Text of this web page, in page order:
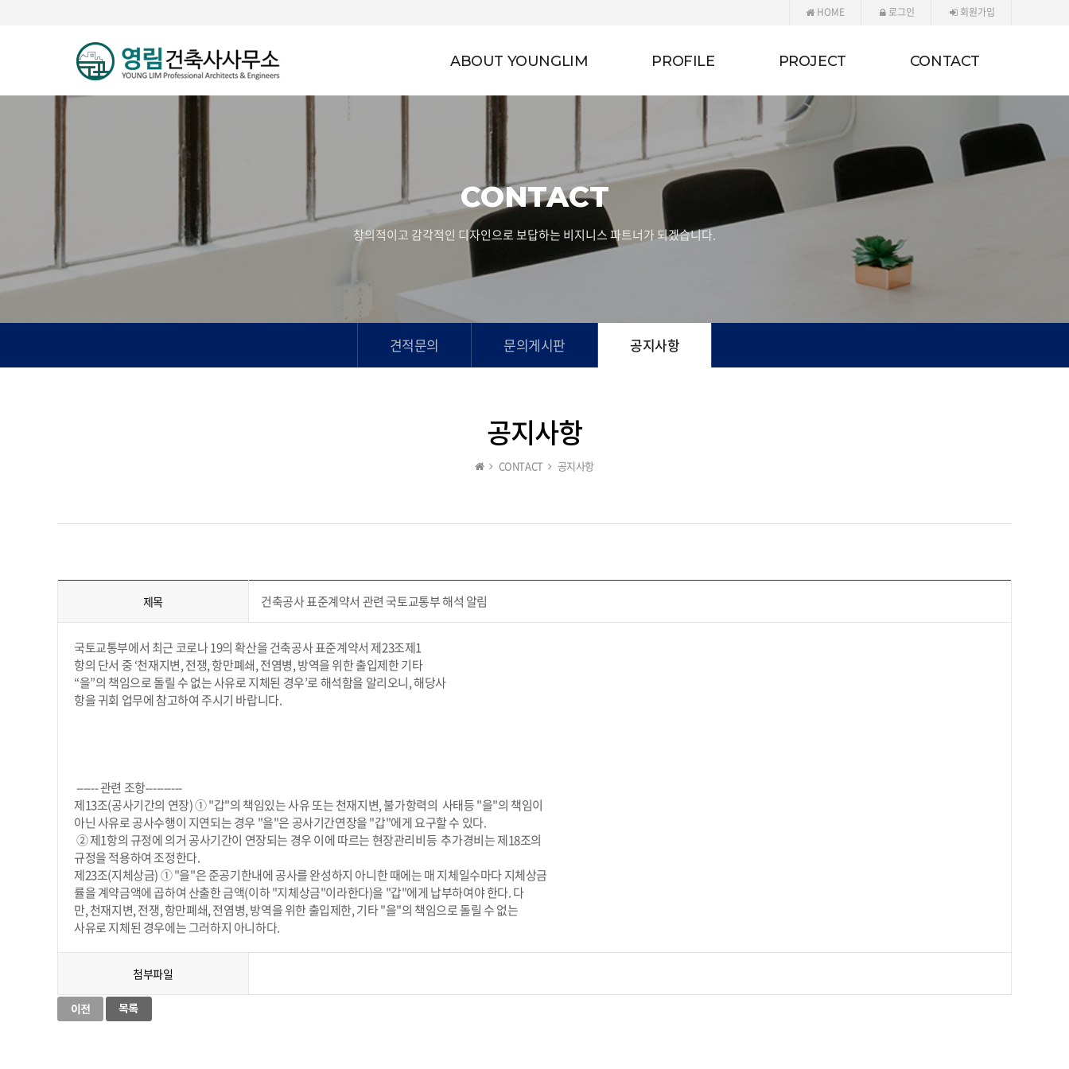
HOME 로그인 회원가입
ABOUT YOUNGLIM PROFILE PROJECT CONTACT
CONTACT
창의적이고 감각적인 디자인으로 보답하는 비지니스 파트너가 되겠습니다.
견적문의 문의게시판 공지사항
공지사항
CONTACT 공지사항
제목 건축공사 표준계약서 관련 국토교통부 해석 알림
국토교통부에서 최근 코로나 19의 확산을 건축공사 표준계약서 제23조제1
항의 단서 중 ‘천재지변, 전쟁, 항만폐쇄, 전염병, 방역을 위한 출입제한 기타
“을”의 책임으로 돌릴 수 없는 사유로 지체된 경우’로 해석함을 알리오니, 해당사
항을 귀회 업무에 참고하여 주시기 바랍니다.
------ 관련 조항----------
제13조(공사기간의 연장) ① "갑"의 책임있는 사유 또는 천재지변, 불가항력의 사태등 "을"의 책임이
아닌 사유로 공사수행이 지연되는 경우 "을"은 공사기간연장을 "갑"에게 요구할 수 있다.
② 제1항의 규정에 의거 공사기간이 연장되는 경우 이에 따르는 현장관리비등 추가경비는 제18조의
규정을 적용하여 조정한다.
제23조(지체상금) ① "을"은 준공기한내에 공사를 완성하지 아니한 때에는 매 지체일수마다 지체상금
률을 계약금액에 곱하여 산출한 금액(이하 "지체상금"이라한다)을 "갑"에게 납부하여야 한다. 다
만, 천재지변, 전쟁, 항만폐쇄, 전염병, 방역을 위한 출입제한, 기타 "을"의 책임으로 돌릴 수 없는
사유로 지체된 경우에는 그러하지 아니하다.
첨부파일